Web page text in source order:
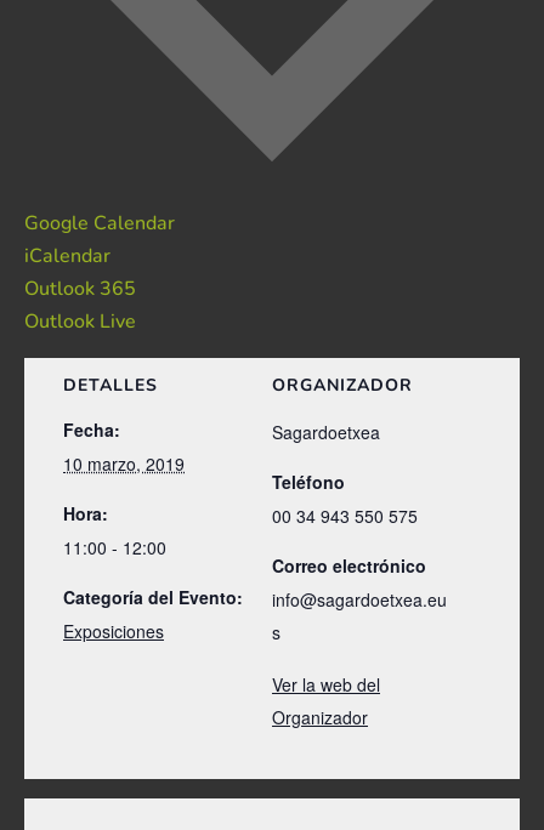
Google Calendar
iCalendar
Outlook 365
Outlook Live
DETALLES
Fecha:
10 marzo, 2019
Hora:
11:00 - 12:00
Categoría del Evento:
Exposiciones
ORGANIZADOR
Sagardoetxea
Teléfono
00 34 943 550 575
Correo electrónico
info@sagardoetxea.eu
s
Ver la web del
Organizador